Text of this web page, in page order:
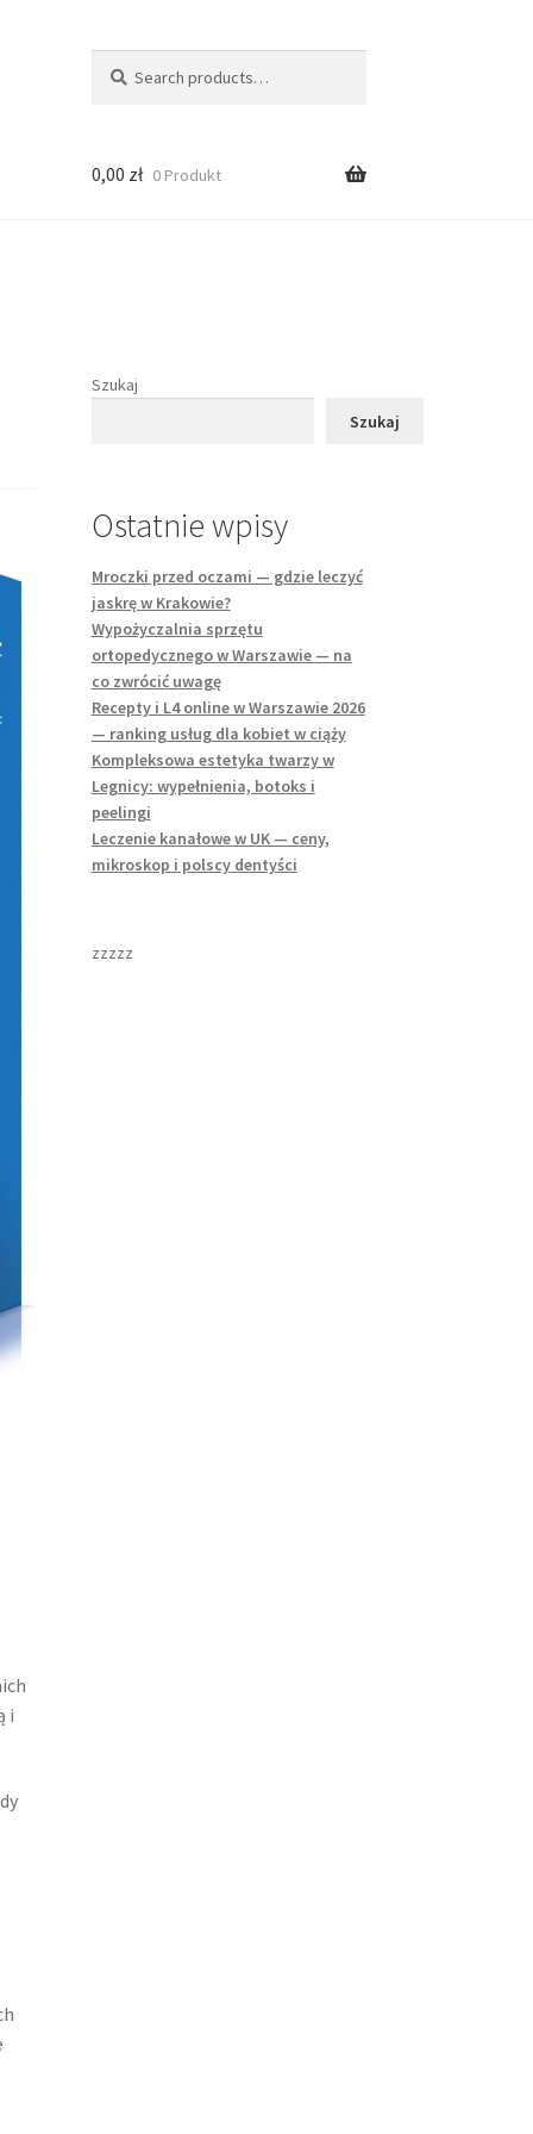
for:
0,00 zł 0 Produkt
i
Szukaj
Szukaj
Ostatnie wpisy
Mroczki przed oczami — gdzie leczyć
jaskrę w Krakowie?
Wypożyczalnia sprzętu
ortopedycznego w Warszawie — na
co zwrócić uwagę
Recepty i L4 online w Warszawie 2026
— ranking usług dla kobiet w ciąży
Kompleksowa estetyka twarzy w
Legnicy: wypełnienia, botoks i
peelingi
Leczenie kanałowe w UK — ceny,
mikroskop i polscy dentyści
zzzzz